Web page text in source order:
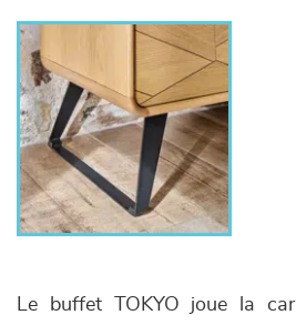
Le buffet TOKYO joue la